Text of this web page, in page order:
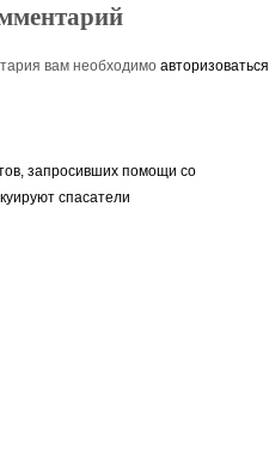
вам необходимо авторизоваться
запросивших помощи со
спасатели